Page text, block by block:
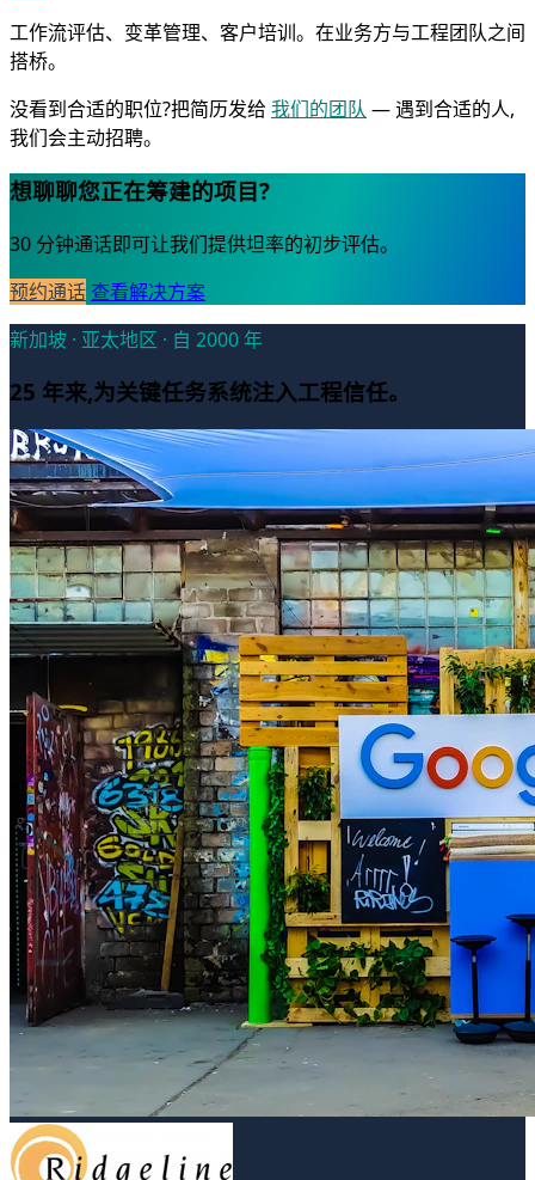
工作流评估、变革管理、客户培训。在业务方与工程团队之间
搭桥。
没看到合适的职位?把简历发给 我们的团队 — 遇到合适的人,
我们会主动招聘。
想聊聊您正在筹建的项目?
30 分钟通话即可让我们提供坦率的初步评估。
预约通话查看解决方案
新加坡 · 亚太地区 · 自 2000 年
25 年来,为关键任务系统注入工程信任。